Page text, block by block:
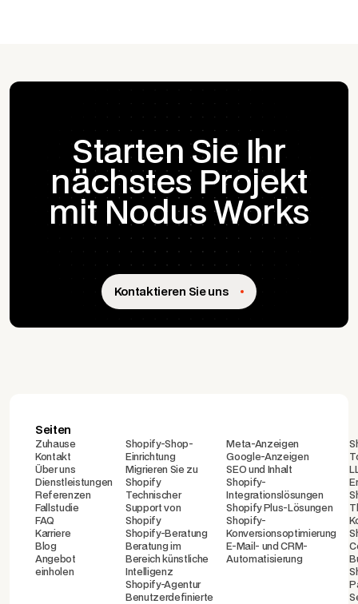
Starten Sie Ihr
nächstes Projekt
mit Nodus Works
Kontaktieren Sie uns
Seiten
Zuhause
Kontakt
Über uns
Dienstleistungen
Referenzen
Fallstudie
FAQ
Karriere
Blog
Angebot
einholen
Shopify-Shop-
Einrichtung
Migrieren Sie zu
Shopify
Technischer
Support von
Shopify
Shopify-Beratung
Beratung im
Bereich künstliche
Intelligenz
Shopify-Agentur
Benutzerdefinierte
Meta-Anzeigen
Google-Anzeigen
SEO und Inhalt
Shopify-
Integrationslösungen
Shopify Plus-Lösungen
Shopify-
Konversionsoptimierung
E-Mail- und CRM-
Automatisierung